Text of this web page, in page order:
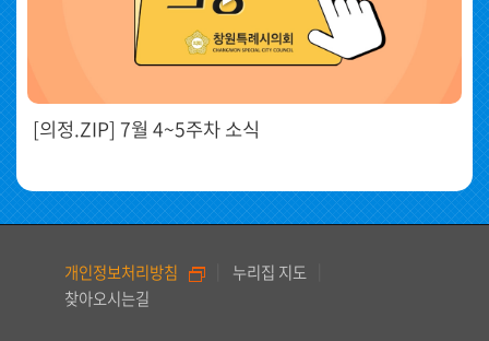
[의정.ZIP] 7월 4~5주차 소식
개인정보처리방침
누리집 지도
찾아오시는길